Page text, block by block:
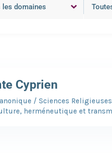
Cyprien
/ Sciences
herméneutique et